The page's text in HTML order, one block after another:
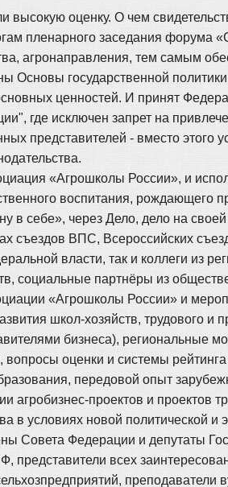
высокую оценку. О чем
пленарного заседания форума
агронаправления, тем самым
Основы государственной
ценностей. И принят
где исключен запрет на
представителей - вместо
«Агрошколы России», и
воспитания, рождающего
в себе», через Дело, дело на
съездов ВПС, Всероссийских
власти, так и коллеги из
социальные партнёры из
«Агрошколы России» и
школ-хозяйств, трудового
бизнеса), региональные
оценки и системы
передовой опыт
агробизнес-проектов и проектов
в условиях новой политической и
Совета Федерации и депутаты
представители всех